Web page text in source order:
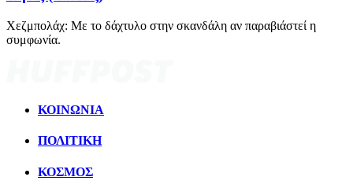
Χεζμπολάχ: Με το δάχτυλο στην σκανδάλη αν παραβιάστεί η
συμφωνία.
ΚΟΙΝΩΝΙΑ
ΠΟΛΙΤΙΚΗ
ΚΟΣΜΟΣ